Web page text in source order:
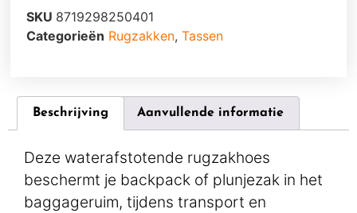
SKU 8719298250401
Categorieën Rugzakken,Tassen
Beschrijving Aanvullende informatie
Deze waterafstotende rugzakhoes
beschermt je backpack of plunjezak in het
baggageruim, tijdens transport en